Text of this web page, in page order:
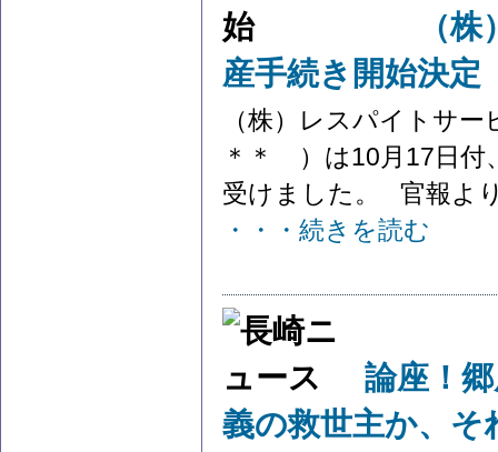
（
産手続き開始決
（株）レスパイトサ
＊＊ ）は10月17日付
受けました。 官報よ
・・・続きを読む
論座！
義の救世主か、そ